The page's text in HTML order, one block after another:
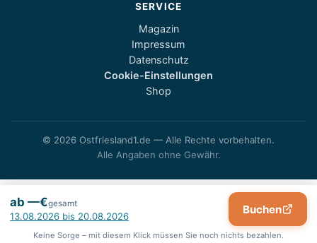
ab —€gesamt Buchen
Keine Sorge – mit diesem Klick müssen Sie noch nichts bezahlen.
SERVICE
Magazin
Impressum
Datenschutz
Cookie-Einstellungen
Shop
© 2026 Ostfriesland1.de — Alle Rechte vorbehalten.
Alle Angaben ohne Gewähr.